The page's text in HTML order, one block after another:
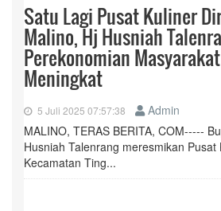
Satu Lagi Pusat Kuliner
Malino, Hj Husniah
Perekonomian
Meningkat
5 Juli 2025 07:57:38
Admin
MALINO, TERAS BERITA, COM-----
Husniah Talenrang meresmikan Pusat
Kecamatan Ting...